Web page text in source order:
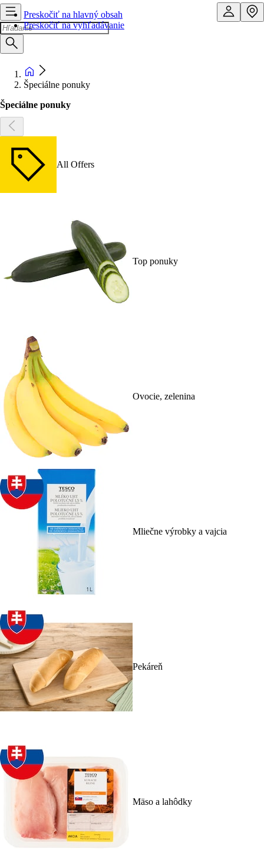
Preskočiť na hlavný obsah
Preskočiť na vyhľadávanie
Špeciálne ponuky
Špeciálne ponuky
All Offers
Top ponuky
Ovocie, zelenina
Mliečne výrobky a vajcia
Pekáreň
Mäso a lahôdky